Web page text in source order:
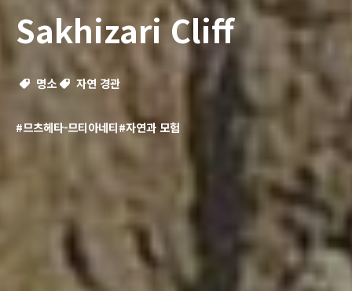
Sakhizari Cliff
명소 자연 경관
#므츠헤타-므티아네티#자연과 모험